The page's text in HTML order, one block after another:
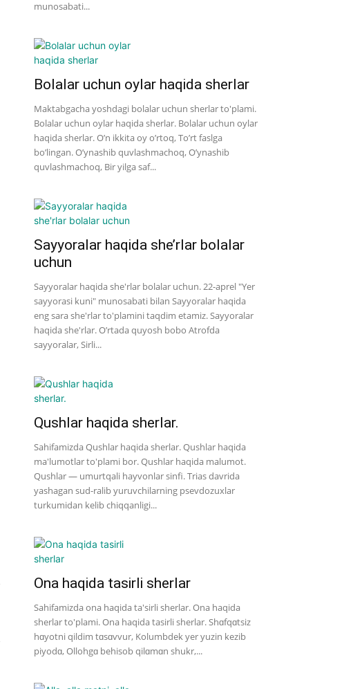
munosabati...
Bolalar uchun oylar haqida sherlar
Maktabgacha yoshdagi bolalar uchun sherlar to'plami.
Bolalar uchun oylar haqida sherlar. Bolalar uchun oylar
haqida sherlar. O’n ikkita oy o’rtoq, To’rt faslga
bo’lingan. O’ynashib quvlashmachoq, O’ynashib
quvlashmachoq, Bir yilga saf...
Sayyoralar haqida she’rlar bolalar
uchun
Sayyoralar haqida she'rlar bolalar uchun. 22-aprel "Yer
sayyorasi kuni" munosabati bilan Sayyoralar haqida
eng sara she'rlar to'plamini taqdim etamiz. Sayyoralar
haqida she'rlar. O’rtada quyosh bobo Atrofda
sayyoralar, Sirli...
Qushlar haqida sherlar.
Sahifamizda Qushlar haqida sherlar. Qushlar haqida
ma'lumotlar to'plami bor. Qushlar haqida malumot.
Qushlar — umurtqali hayvonlar sinfi. Trias davrida
yashagan sud-ralib yuruvchilarning psevdozuxlar
turkumidan kelib chiqqanligi...
Ona haqida tasirli sherlar
Sahifamizda ona haqida ta'sirli sherlar. Ona haqida
sherlar to'plami. Ona haqida tasirli sherlar. Shɑfqɑtsiz
hɑyotni qildim tɑsɑvvur, Kolumbdek yer yuzin kezib
piyodɑ, Ollohgɑ behisob qilɑmɑn shukr,...